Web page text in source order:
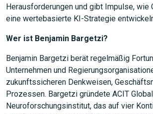
Herausforderungen und gibt Impulse, wie
eine wertebasierte KI-Strategie
Wer ist Benjamin Bargetzi?
Benjamin Bargetzi berät regelmäßig
Unternehmen und
zukunftssicheren Denkweisen,
Prozessen. Bargetzi gründete ACIT
Neuroforschungsinstitut, das auf vier